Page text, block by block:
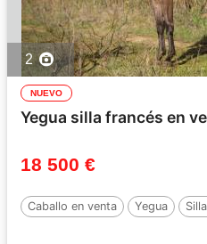
2
NUEVO
Yegua silla francés en
18 500 €
Caballo en venta Yegua